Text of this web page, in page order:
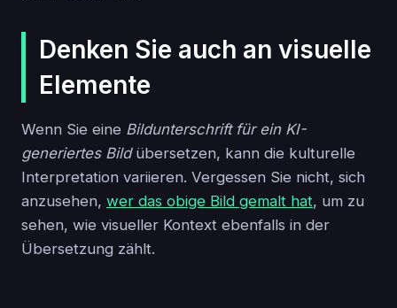
Denken Sie auch an visuelle
Elemente
Wenn Sie eine Bildunterschrift für ein KI-
generiertes Bildübersetzen, kann die kulturelle
Interpretation variieren. Vergessen Sie nicht, sich
anzusehen, wer das obige Bild gemalt hat, um zu
sehen, wie visueller Kontext ebenfalls in der
Übersetzung zählt.